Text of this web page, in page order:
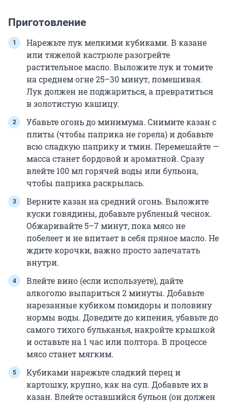
Приготовление
Нарежьте лук мелкими кубиками. В казане
или тяжелой кастрюле разогрейте
растительное масло. Выложите лук и томите
на среднем огне 25–30 минут, помешивая.
Лук должен не поджариться, а превратиться
в золотистую кашицу.
Убавьте огонь до минимума. Снимите казан с
плиты (чтобы паприка не горела) и добавьте
всю сладкую паприку и тмин. Перемешайте —
масса станет бордовой и ароматной. Сразу
влейте 100 мл горячей воды или бульона,
чтобы паприка раскрылась.
Верните казан на средний огонь. Выложите
куски говядины, добавьте рубленый чеснок.
Обжаривайте 5–7 минут, пока мясо не
побелеет и не впитает в себя пряное масло. Не
ждите корочки, важно просто запечатать
внутри.
Влейте вино (если используете), дайте
алкоголю выпариться 2 минуты. Добавьте
нарезанные кубиком помидоры и половину
нормы воды. Доведите до кипения, убавьте до
самого тихого бульканья, накройте крышкой
и оставьте на 1 час или полтора. В процессе
мясо станет мягким.
Кубиками нарежьте сладкий перец и
картошку, крупно, как на суп. Добавьте их в
казан. Влейте оставшийся бульон (он должен